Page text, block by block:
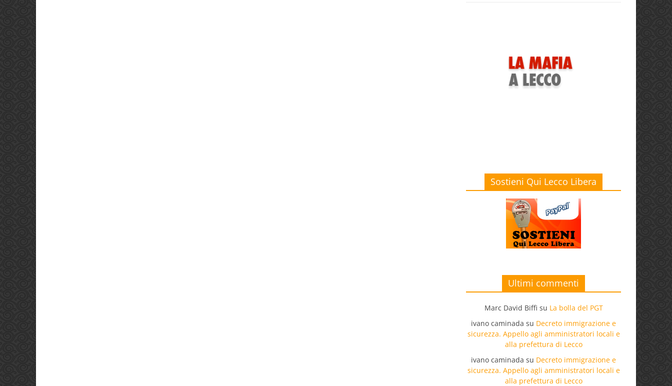
Sostieni Qui Lecco Libera
Ultimi commenti
Marc David Biffi su La bolla del PGT
ivano caminada su Decreto immigrazione e
sicurezza. Appello agli amministratori locali e
alla prefettura di Lecco
ivano caminada su Decreto immigrazione e
sicurezza. Appello agli amministratori locali e
alla prefettura di Lecco